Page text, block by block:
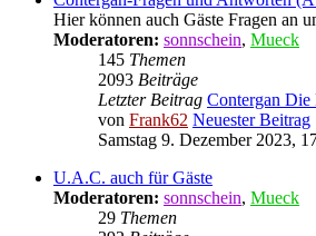
Hier können auch Gäste Fragen an
Moderatoren: sonnschein, Mueck
145 Themen
2093 Beiträge
Letzter Beitrag Contergan
von Frank62 Neuester Beitrag
Samstag 9. Dezember 2023,
U.A.C. auch für Gäste
Moderatoren: sonnschein, Mueck
29 Themen